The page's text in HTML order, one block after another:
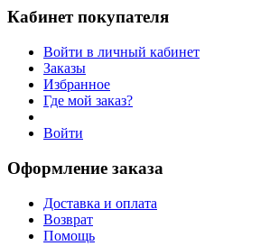
Кабинет покупателя
Войти в личный кабинет
Заказы
Избранное
Где мой заказ?
Войти
Оформление заказа
Доставка и оплата
Возврат
Помощь